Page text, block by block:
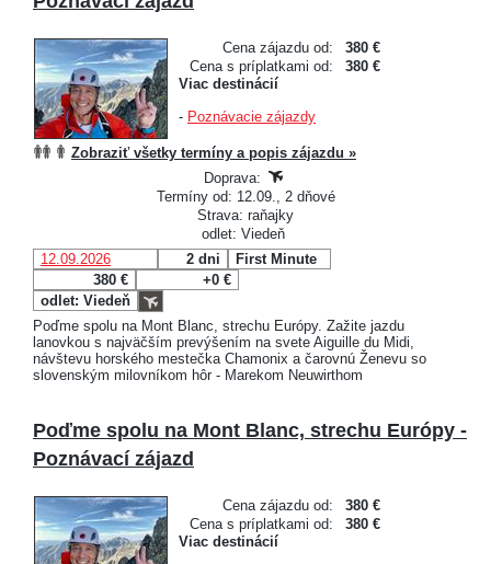
Cena zájazdu od:
380 €
Cena s príplatkami od:
380 €
Viac destinácií
- Poznávacie zájazdy
Zobraziť všetky termíny a popis zájazdu »
Doprava:
Termíny od: 12.09., 2 dňové
Strava: raňajky
odlet: Viedeň
12.09.2026
2 dni
First Minute
380 €
+0 €
odlet: Viedeň
Poďme spolu na Mont Blanc, strechu Európy. Zažite jazdu
lanovkou s najväčším prevýšením na svete Aiguille du Midi,
návštevu horského mestečka Chamonix a čarovnú Ženevu so
slovenským milovníkom hôr - Marekom Neuwirthom
Poďme spolu na Mont Blanc, strechu Európy -
Poznávací zájazd
Cena zájazdu od:
380 €
Cena s príplatkami od:
380 €
Viac destinácií